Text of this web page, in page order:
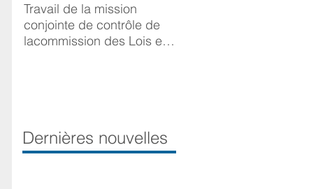
Travail de la mission
conjointe de contrôle de
lacommission des Lois et
Dernières nouvelles